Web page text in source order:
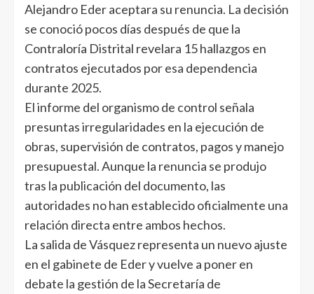
Alejandro Eder aceptara su renuncia. La decisión
se conoció pocos días después de que la
Contraloría Distrital revelara 15 hallazgos en
contratos ejecutados por esa dependencia
durante 2025.
El informe del organismo de control señala
presuntas irregularidades en la ejecución de
obras, supervisión de contratos, pagos y manejo
presupuestal. Aunque la renuncia se produjo
tras la publicación del documento, las
autoridades no han establecido oficialmente una
relación directa entre ambos hechos.
La salida de Vásquez representa un nuevo ajuste
en el gabinete de Eder y vuelve a poner en
debate la gestión de la Secretaría de